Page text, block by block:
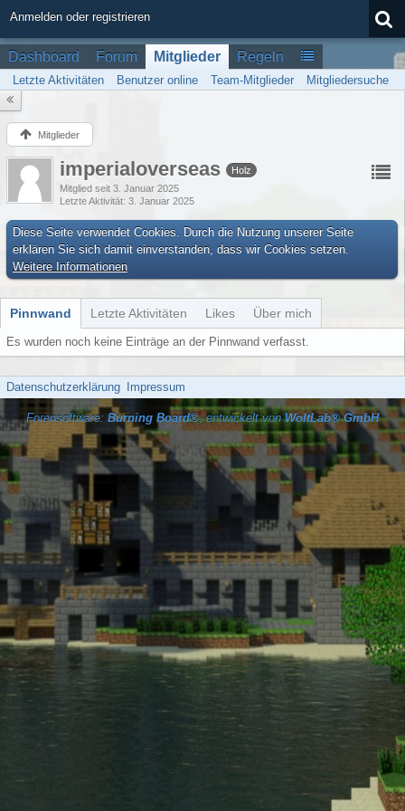
Anmelden oder registrieren
Dashboard Forum Mitglieder Regeln
Letzte Aktivitäten Benutzer online Team-Mitglieder Mitgliedersuche
Mitglieder
imperialoverseas
Holz
Mitglied seit 3. Januar 2025
Letzte Aktivität 3. Januar 2025
Diese Seite verwendet Cookies. Durch die Nutzung unserer Seite
erklären Sie sich damit einverstanden, dass wir Cookies setzen.
Weitere Informationen
Pinnwand Letzte Aktivitäten Likes Über mich
Es wurden noch keine Einträge an der Pinnwand verfasst.
Datenschutzerklärung Impressum
Forensoftware: Burning Board®, entwickelt vonWoltLab® GmbH